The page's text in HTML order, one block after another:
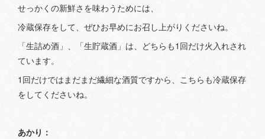
せっかくの新鮮さを味わうためには、
冷蔵保存をして、ぜひお早めにお召し上がりくださいね。
「生詰め酒」、「生貯蔵酒」は、どちらも1回だけ火入れされ
ています。
1回だけではまだまだ繊細な酒質ですから、こちらも冷蔵保存
をしてくださいね。
あかり：